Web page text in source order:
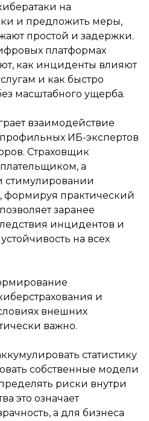
на
и предложить меры,
простой и задержки.
платформах
как инциденты влияют
и как быстро
масштабного ущерба.
взаимодействие
ИБ-экспертов
Страховщик
а
стимулировании
практический
заранее
инцидентов и
на всех
и
внешних
важно.
статистику
собственные модели
риски внутри
это означает
а для бизнеса